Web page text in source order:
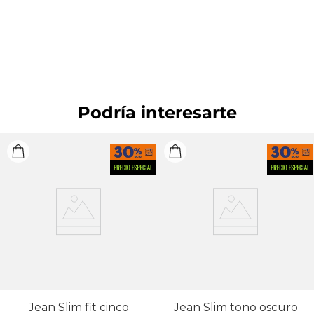
Podría interesarte
Jean Slim fit cinco
Jean Slim tono oscuro